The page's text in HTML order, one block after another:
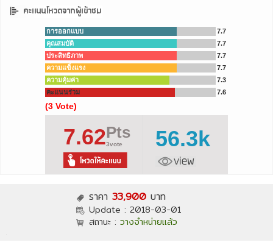
การออกแบบ
7.7
คุณสมบัติ
7.7
ประสิทธิภาพ
7.7
ความแข็งแรง
7.7
ความคุ้มค่า
7.3
คะแนนร่วม
7.6
(3 Vote)
7.62Pts
3vote 56.3k
ราคา 33,900 บาท
Update : 2018-03-01
สถานะ : วางจำหน่ายแล้ว